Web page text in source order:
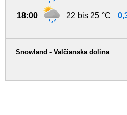
18:00 22 bis 25 °C
Snowland - Valčianska dolina